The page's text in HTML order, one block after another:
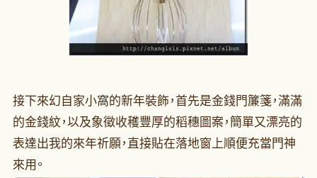
接下來幻自家小窩的新年裝飾，首先是金錢門簾箋，滿滿
的金錢紋，以及象徵收穫豐厚的稻穗圖案，簡單又漂亮的
表達出我的來年祈願，直接貼在落地窗上順便充當門神
來用。